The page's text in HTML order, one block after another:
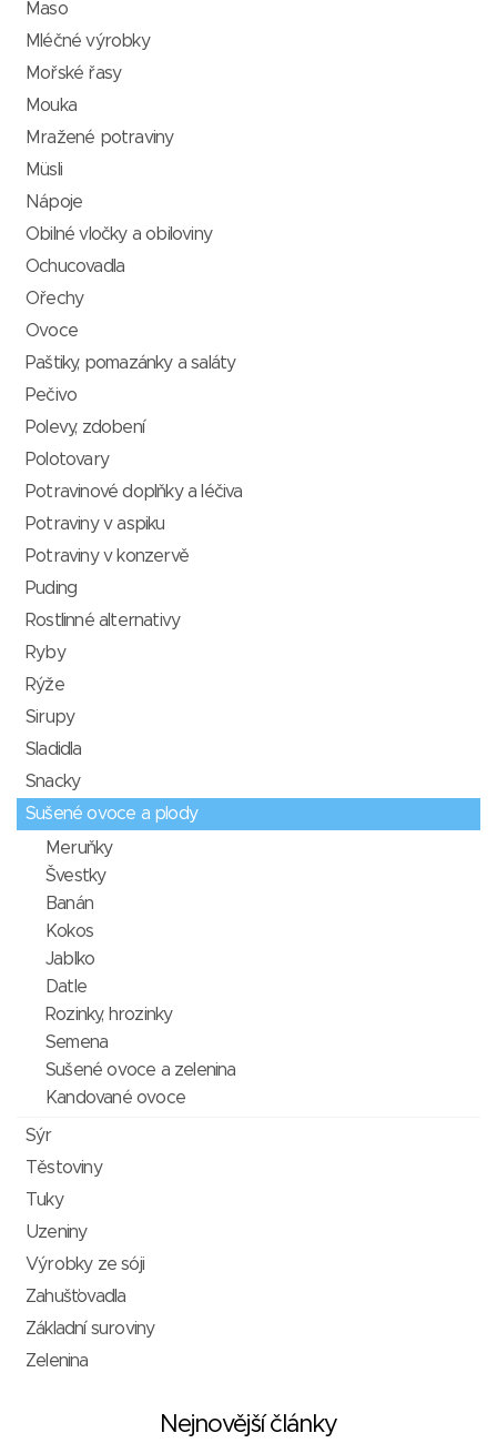
Maso
Mléčné výrobky
Mořské řasy
Mouka
Mražené potraviny
Müsli
Nápoje
Obilné vločky a obiloviny
Ochucovadla
Ořechy
Ovoce
Paštiky, pomazánky a saláty
Pečivo
Polevy, zdobení
Polotovary
Potravinové doplňky a léčiva
Potraviny v aspiku
Potraviny v konzervě
Puding
Rostlinné alternativy
Ryby
Rýže
Sirupy
Sladidla
Snacky
Sušené ovoce a plody
Meruňky
Švestky
Banán
Kokos
Jablko
Datle
Rozinky, hrozinky
Semena
Sušené ovoce a zelenina
Kandované ovoce
Sýr
Těstoviny
Tuky
Uzeniny
Výrobky ze sóji
Zahušťovadla
Základní suroviny
Zelenina
Nejnovější články